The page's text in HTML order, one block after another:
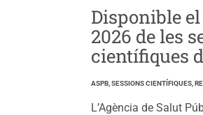
Disponible
2026 de les
científiques
ASPB, SESSIONS CIENTÍFIQUES,
L’Agència de Salut